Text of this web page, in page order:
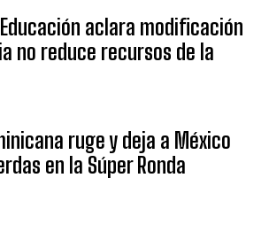
aclara modificación
no reduce recursos de la
ruge y deja a México
en la Súper Ronda